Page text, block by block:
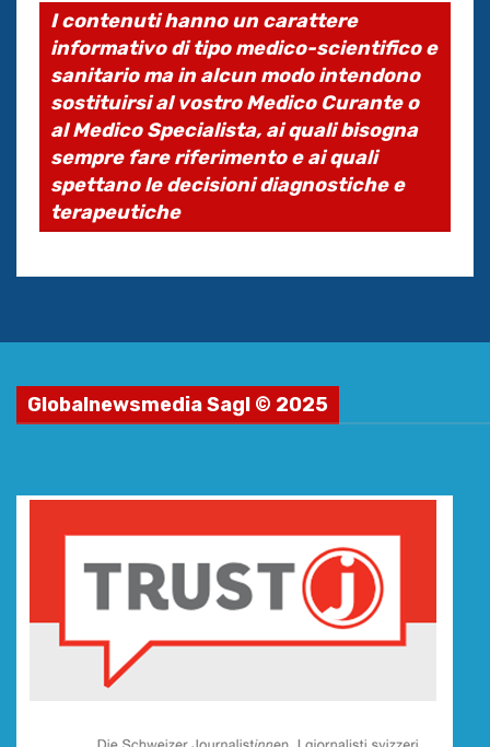
I contenuti hanno un carattere
informativo di tipo medico-scientifico e
sanitario ma in alcun modo intendono
sostituirsi al vostro Medico Curante o
al Medico Specialista, ai quali bisogna
sempre fare riferimento e ai quali
spettano le decisioni diagnostiche e
terapeutiche
Globalnewsmedia Sagl © 2025